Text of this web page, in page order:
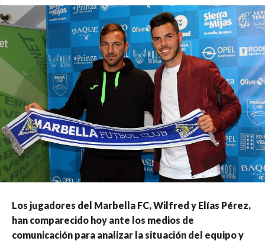
Los jugadores del Marbella FC, Wilfred y Elías Pérez,
han comparecido hoy ante los medios de
comunicación para analizar la situación del equipo y